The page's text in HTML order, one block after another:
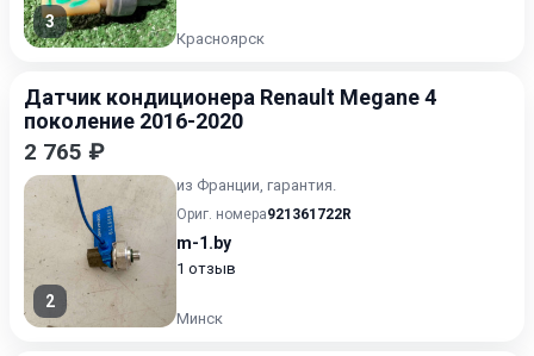
3
Красноярск
Датчик кондиционера Renault Megane 4
поколение 2016-2020
2 765 ₽
2
из Франции, гарантия.
Ориг. номера921361722R
m-1.by
1 отзыв
Минск